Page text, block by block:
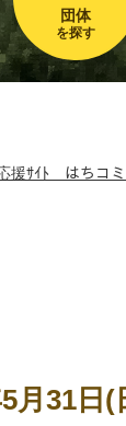
団体
を探す
援ｻｲﾄ はちコ
月31日